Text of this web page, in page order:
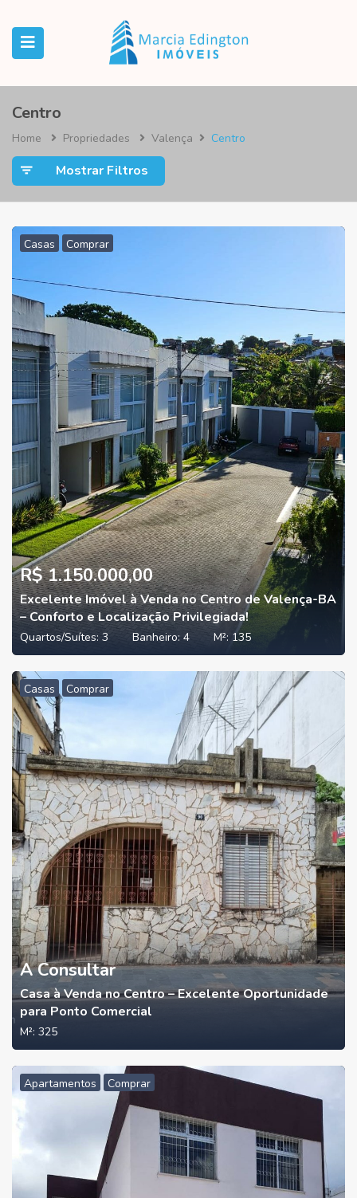
Centro
Home Propriedades Valença Centro
Mostrar Filtros
Casas Comprar
R$ 1.150.000,00
Excelente Imóvel à Venda no Centro de Valença-BA
– Conforto e Localização Privilegiada!
Quartos/Suítes: 3 Banheiro: 4 M²: 135
Casas Comprar
A Consultar
Casa à Venda no Centro – Excelente Oportunidade
para Ponto Comercial
M²: 325
Apartamentos Comprar